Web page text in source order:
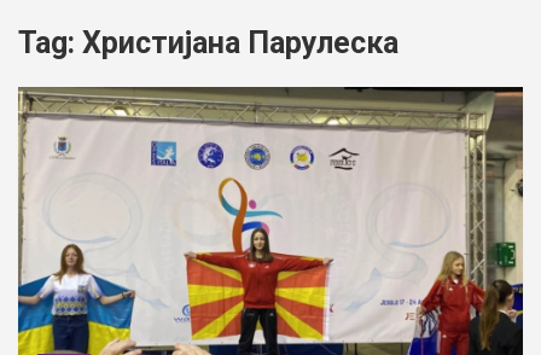
Tag: Христијана Парулеска